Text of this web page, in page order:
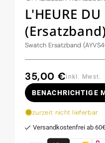
L'HEURE
(Ersatzband)
Swatch Ersatzband
Normaler
Preis
35,00 €inkl. Mwst.
BENACHRICHTIGE
zurzeit nicht lieferbar
Versandkostenfrei ab 60€